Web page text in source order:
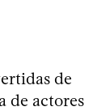
de
de actores